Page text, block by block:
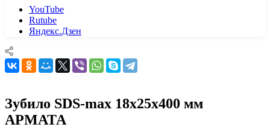
YouTube
Rutube
Яндекс.Дзен
Зубило SDS-max 18x25x400 мм
АРМАТА